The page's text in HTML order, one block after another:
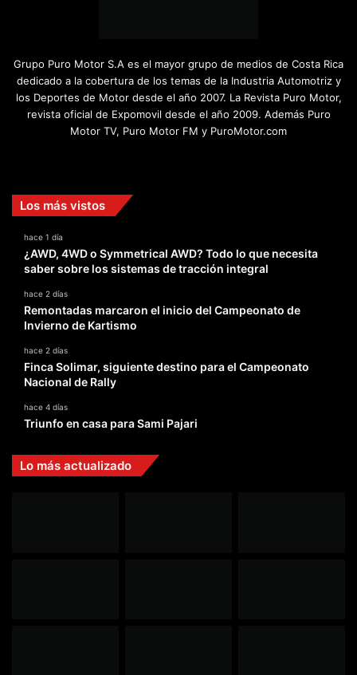
Grupo Puro Motor S.A es el mayor grupo de medios de Costa Rica
dedicado a la cobertura de los temas de la Industria Automotriz y
los Deportes de Motor desde el año 2007. La Revista Puro Motor,
revista oficial de Expomovil desde el año 2009. Además Puro
Motor TV, Puro Motor FM y PuroMotor.com
Los más vistos
hace 1 día
¿AWD, 4WD o Symmetrical AWD? Todo lo que necesita
saber sobre los sistemas de tracción integral
hace 2 días
Remontadas marcaron el inicio del Campeonato de
Invierno de Kartismo
hace 2 días
Finca Solimar, siguiente destino para el Campeonato
Nacional de Rally
hace 4 días
Triunfo en casa para Sami Pajari
Lo más actualizado